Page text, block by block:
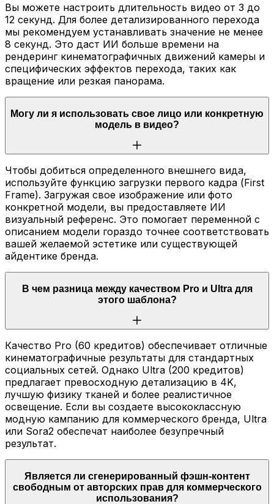
Вы можете настроить длительность видео от 3 до
12 секунд. Для более детализированного перехода
мы рекомендуем устанавливать значение не менее
8 секунд. Это даст ИИ больше времени на
рендеринг кинематографичных движений камеры и
специфических эффектов перехода, таких как
вращение или резкая панорама.
Могу ли я использовать свое лицо или конкретную
модель в видео?
Чтобы добиться определенного внешнего вида,
используйте функцию загрузки первого кадра (First
Frame). Загружая свое изображение или фото
конкретной модели, вы предоставляете ИИ
визуальный референс. Это помогает переменной с
описанием модели гораздо точнее соответствовать
вашей желаемой эстетике или существующей
айдентике бренда.
В чем разница между качеством Pro и Ultra для
этого шаблона?
Качество Pro (60 кредитов) обеспечивает отличные
кинематографичные результаты для стандартных
социальных сетей. Однако Ultra (200 кредитов)
предлагает превосходную детализацию в 4K,
лучшую физику тканей и более реалистичное
освещение. Если вы создаете высококлассную
модную кампанию для коммерческого бренда, Ultra
или Sora2 обеспечат наиболее безупречный
результат.
Является ли сгенерированный фэшн-контент
свободным от авторских прав для коммерческого
использования?